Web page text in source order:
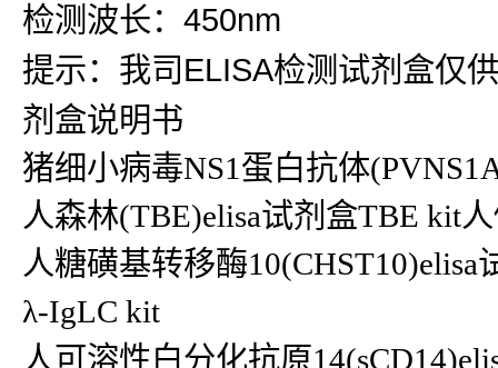
检测波长：450nm
提示：我司ELISA检测试剂盒仅
剂盒说明书
猪细小病毒NS1蛋白抗体
人森林(TBE)elisa试剂盒TBE kit
人糖磺基转移酶
λ-IgLC kit
人可溶性白分化抗原